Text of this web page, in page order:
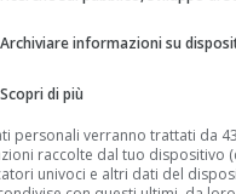
Archiviare informazioni su
Scopri di più
personali verranno trattati da
raccolte dal tuo dispositivo
univoci e altri dati del